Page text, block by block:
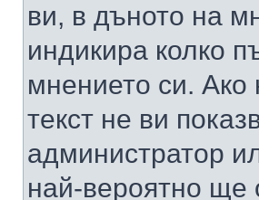
ви, в дъното на
индикира колко
мнението си. Ако
текст не ви
администратор
най-вероятно ще